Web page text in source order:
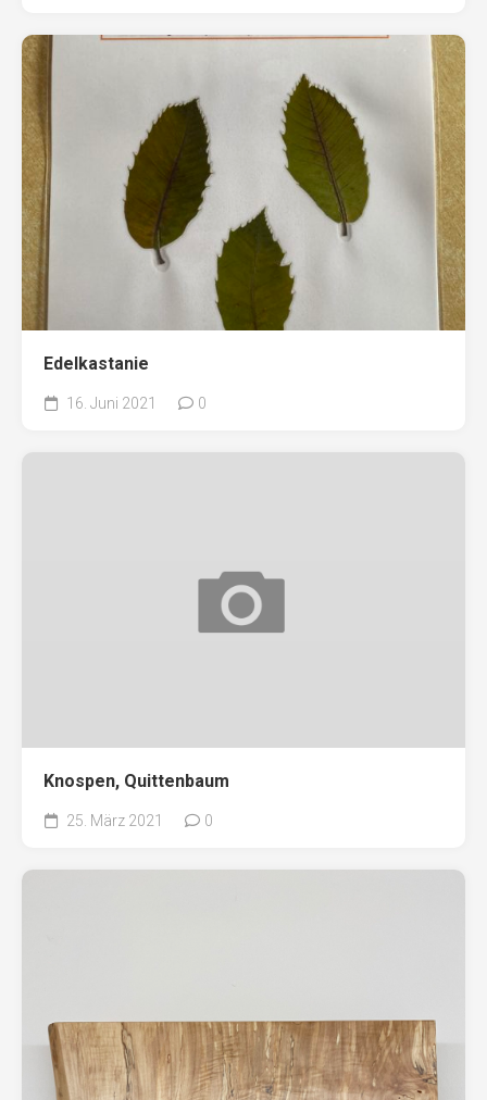
Edelkastanie
16. Juni 2021 0
Knospen, Quittenbaum
25. März 2021 0